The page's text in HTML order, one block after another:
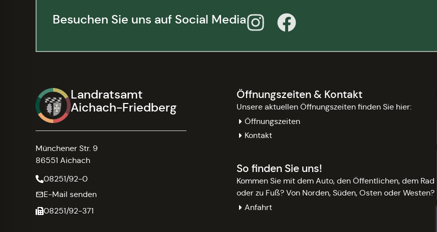
Besuchen Sie uns auf Social Media
Landratsamt
Aichach-Friedberg
Münchener Str. 9
86551 Aichach
08251/92-0
E-Mail senden
08251/92-371
Öffnungszeiten & Kontakt
Unsere aktuellen Öffnungszeiten finden Sie hier:
Öffnungszeiten
Kontakt
So finden Sie uns!
Kommen Sie mit dem Auto, den Öffentlichen, dem Rad
oder zu Fuß? Von Norden, Süden, Osten oder Westen?
Anfahrt